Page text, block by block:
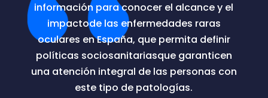
información para conocer el alcance y el
impactode las enfermedades raras
oculares en España, que permita definir
políticas sociosanitariasque garanticen
una atención integral de las personas con
este tipo de patologías.